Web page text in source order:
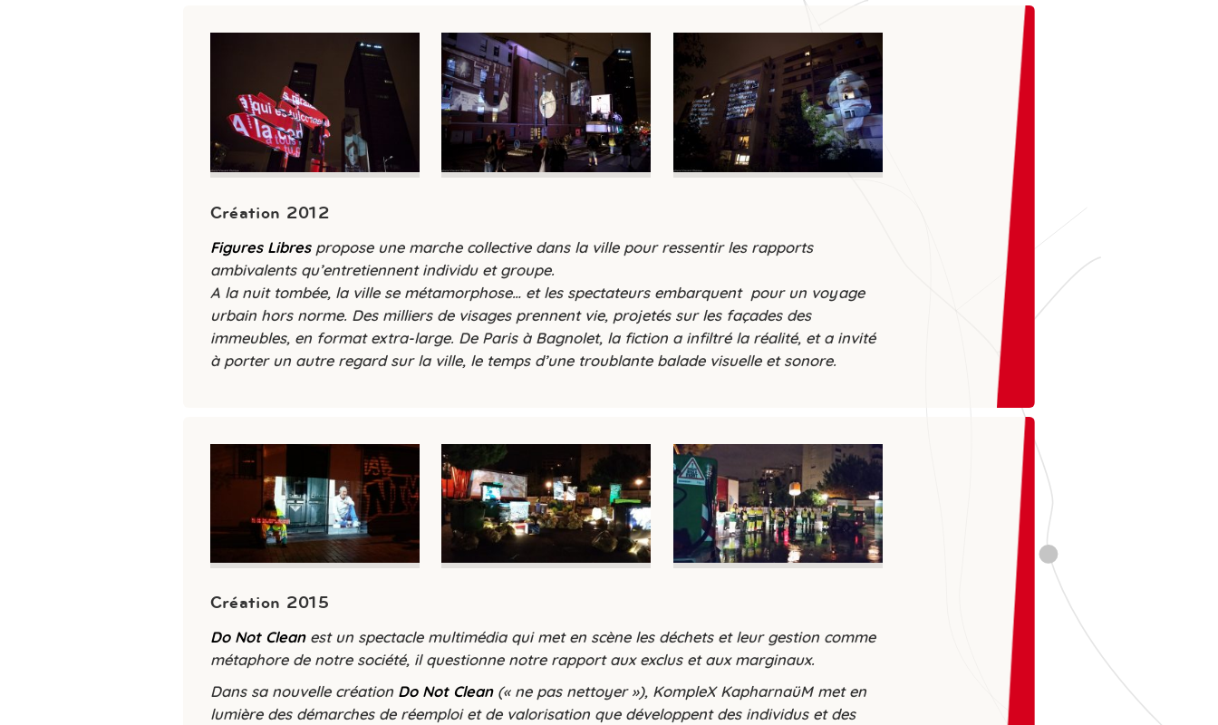
retrouver, à se laisser
surprendre et à ne jamais
cesser de faire vivre ces
espaces de liberté que la
création ouvre à chacune et
chacun.
Création 2012
Figures Libres propose une marche collective dans la ville pour ressentir les rapports
ambivalents qu’entretiennent individu et groupe.
A la nuit tombée, la ville se métamorphose… et les spectateurs embarquent pour un voyage
urbain hors norme. Des milliers de visages prennent vie, projetés sur les façades des
immeubles, en format extra-large. De Paris à Bagnolet, la fiction a infiltré la réalité, et a invité
à porter un autre regard sur la ville, le temps d’une troublante balade visuelle et sonore.
Création 2015
Do Not Cleanest un spectacle multimédia qui met en scène les déchets et leur gestion comme
métaphore de notre société, il questionne notre rapport aux exclus et aux marginaux.
Dans sa nouvelle création Do Not Clean(« ne pas nettoyer »), KompleX KapharnaüM met en
lumière des démarches de réemploi et de valorisation que développent des individus et des